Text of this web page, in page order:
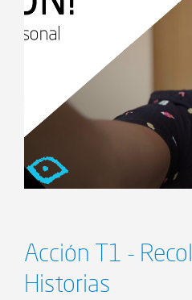
Acción T1 -
Historias